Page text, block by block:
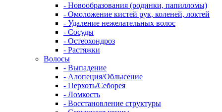
- Новообразования (родинки, папилломы)
- Омоложение кистей рук, коленей, локтей
- Удаление нежелательных волос
- Сосуды
- Остеохондроз
- Растяжки
Волосы
- Выпадение
- Алопеция/Облысение
- Перхоть/Себорея
- Ломкость
- Восстановление структуры